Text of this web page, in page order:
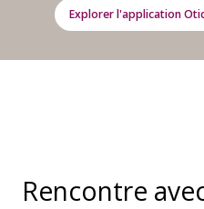
Explorer l'application
Rencontre